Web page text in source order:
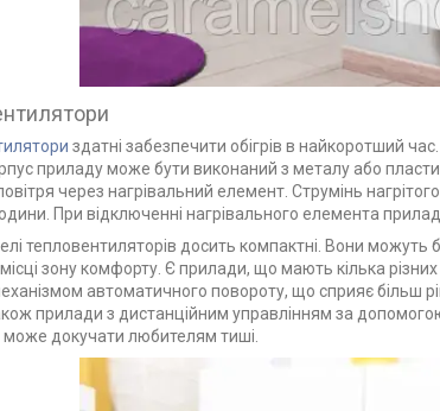
здатні забезпечити обігрів в найкоротший
приладу може бути виконаний з металу або
через нагрівальний елемент. Струмінь
При відключенні нагрівального елемента
тепловентиляторів досить компактні. Вони
зону комфорту. Є прилади, що мають кілька
автоматичного повороту, що сприяє більш
прилади з дистанційним управлінням за
може докучати любителям тиші.